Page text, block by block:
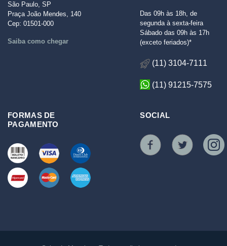
São Paulo, SP
Praça João Mendes, 140
Cep: 01501-000
Saiba como chegar
Das 09h às 18h, de
segunda à sexta-feira
Sábado das 09h às 17h
(exceto feriados)*
(11) 3104-7111
(11) 91215-7575
FORMAS DE
PAGAMENTO
SOCIAL